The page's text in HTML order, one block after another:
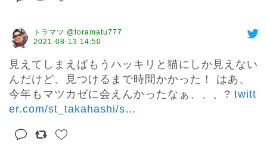
トラマツ @toramatu777
2021-08-13 14:50
見えてしまえばもうハッキリと猫にしか見えない
んだけど、見つけるまで時間かかった！ はあ、
今年もマツカゼに会えんかったなぁ、、、? twitt
er.com/st_takahashi/s…